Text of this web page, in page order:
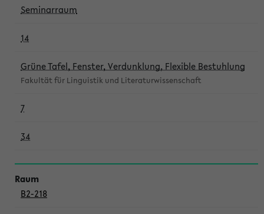
Seminarraum
14
Grüne Tafel, Fenster, Verdunklung, Flexible Bestuhlung
Fakultät für Linguistik und Literaturwissenschaft
7
34
B2-218